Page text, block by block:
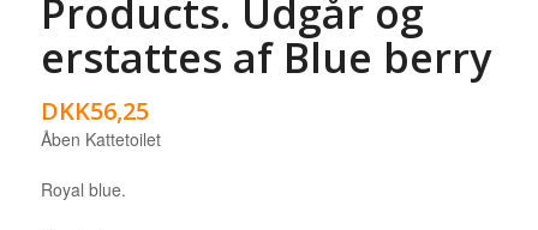
Products. Udgår og
erstattes af Blue berry
DKK56,25
Åben Kattetoilet
Royal blue.